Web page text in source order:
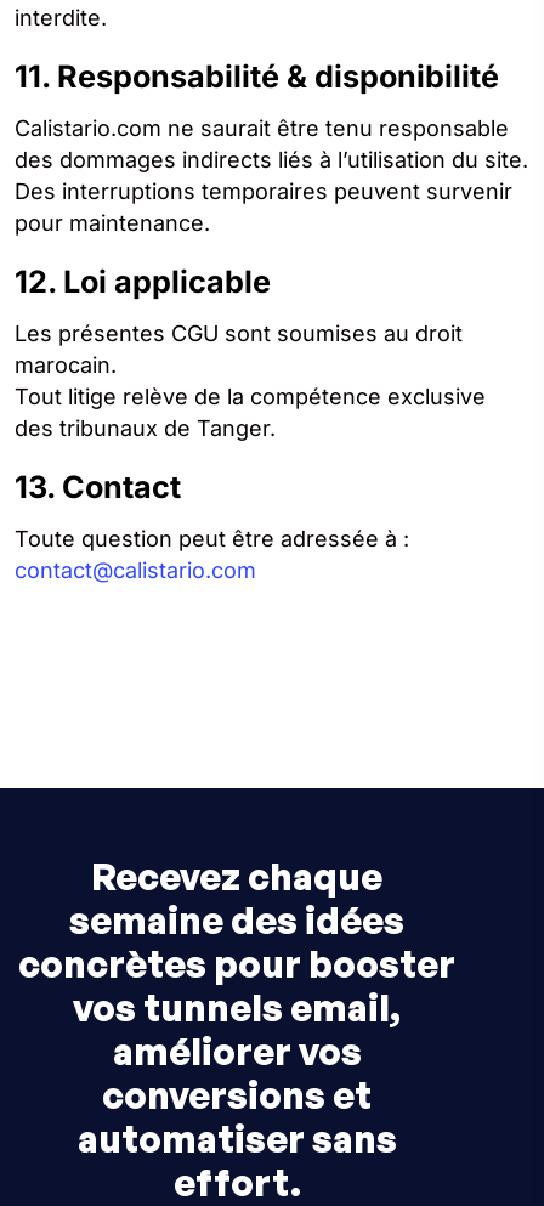
interdite.
11. Responsabilité & disponibilité
Calistario.com ne saurait être tenu responsable
des dommages indirects liés à l’utilisation du site.
Des interruptions temporaires peuvent survenir
pour maintenance.
12. Loi applicable
Les présentes CGU sont soumises au droit
marocain.
Tout litige relève de la compétence exclusive
des tribunaux de Tanger.
13. Contact
Toute question peut être adressée à :
contact@calistario.com
Recevez chaque
semaine des idées
concrètes pour booster
vos tunnels email,
améliorer vos
conversions et
automatiser sans
effort.